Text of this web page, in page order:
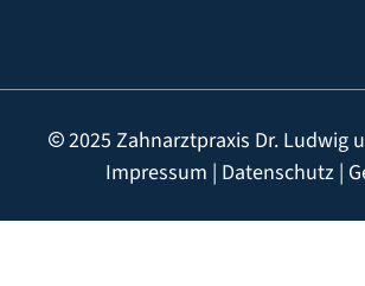
2025 Zahnarztpraxis Dr. Ludwig
Impressum | Datenschutz |